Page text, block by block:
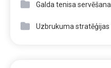
Galda tenisa
Uzbrukuma stratēģijas